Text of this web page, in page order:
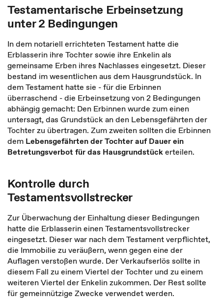
Testamentarische Erbeinsetzung
unter 2 Bedingungen
In dem notariell errichteten Testament hatte die
Erblasserin ihre Tochter sowie ihre Enkelin als
gemeinsame Erben ihres Nachlasses eingesetzt. Dieser
bestand im wesentlichen aus dem Hausgrundstück. In
dem Testament hatte sie - für die Erbinnen
überraschend - die Erbeinsetzung von 2 Bedingungen
abhängig gemacht: Den Erbinnen wurde zum einen
untersagt, das Grundstück an den Lebensgefährten der
Tochter zu übertragen. Zum zweiten sollten die Erbinnen
dem Lebensgefährten der Tochter auf Dauer ein
Betretungsverbot für das Hausgrundstückerteilen.
Kontrolle durch
Testamentsvollstrecker
Zur Überwachung der Einhaltung dieser Bedingungen
hatte die Erblasserin einen Testamentsvollstrecker
eingesetzt. Dieser war nach dem Testament verpflichtet,
die Immobilie zu veräußern, wenn gegen eine der
Auflagen verstoßen wurde. Der Verkaufserlös sollte in
diesem Fall zu einem Viertel der Tochter und zu einem
weiteren Viertel der Enkelin zukommen. Der Rest sollte
für gemeinnützige Zwecke verwendet werden.